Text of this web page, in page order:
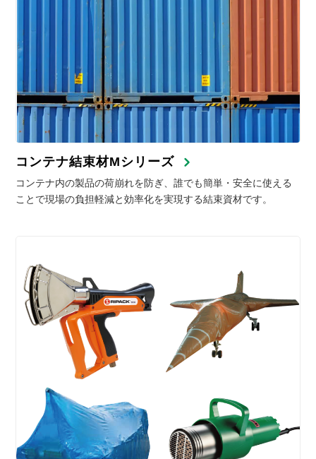
コンテナ結束材Mシリーズ
コンテナ内の製品の荷崩れを防ぎ、誰でも簡単・安全に使える
ことで現場の負担軽減と効率化を実現する結束資材です。